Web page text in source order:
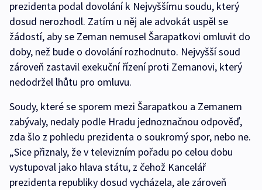
prezidenta podal dovolání k Nejvyššímu soudu, který
dosud nerozhodl. Zatím u něj ale advokát uspěl se
žádostí, aby se Zeman nemusel Šarapatkovi omluvit do
doby, než bude o dovolání rozhodnuto. Nejvyšší soud
zároveň zastavil exekuční řízení proti Zemanovi, který
nedodržel lhůtu pro omluvu.
Soudy, které se sporem mezi Šarapatkou a Zemanem
zabývaly, nedaly podle Hradu jednoznačnou odpověď,
zda šlo z pohledu prezidenta o soukromý spor, nebo ne.
„Sice přiznaly, že v televizním pořadu po celou dobu
vystupoval jako hlava státu, z čehož Kancelář
prezidenta republiky dosud vycházela, ale zároveň